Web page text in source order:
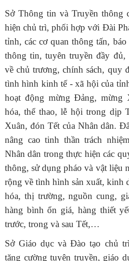
Sở Thông tin và Truyền thông
hiện chủ trì, phối hợp với Đài
tỉnh, các cơ quan thông tấn,
thông tin, tuyên truyềnđầy đủ,
về chủ trương, chính sách, quy
tình hình kinh tế - xã hội của
hoạt động mừng Đảng, mừng
hóa, thể thao, lễ hội trong dịp
Xuân, đón Tết của Nhân dân.
nâng cao tinh thần trách
Nhân dân trong thực hiện các
thông, sử dụng pháo và vật liệu
rộng về tình hình sản xuất, kinh
hóa, thị trường, nguồn cung,
hàng bình ổn giá, hàng thiết
trước, trong và sau Tết,…
Sở Giáo dục và Đào tạo chủ
tăng cường tuyên truyền, giáo